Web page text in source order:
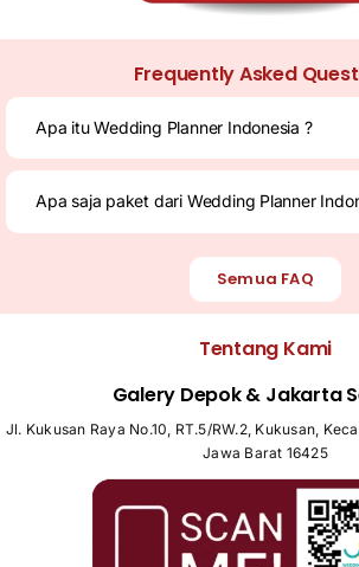
Frequently Asked
Apa itu Wedding Planner Indonesia ?
Apa saja paket dari Wedding Planner
Semua FAQ
Tentang Kami
Galery Depok & Jakarta
Jl. Kukusan Raya No.10, RT.5/RW.2, Kukusan,
Jawa Barat 16425